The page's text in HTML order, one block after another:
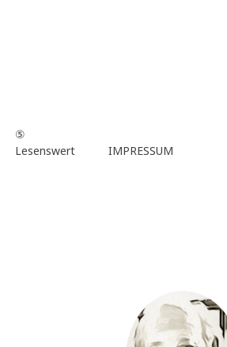
⑤
Lesenswert
IMPRESSUM